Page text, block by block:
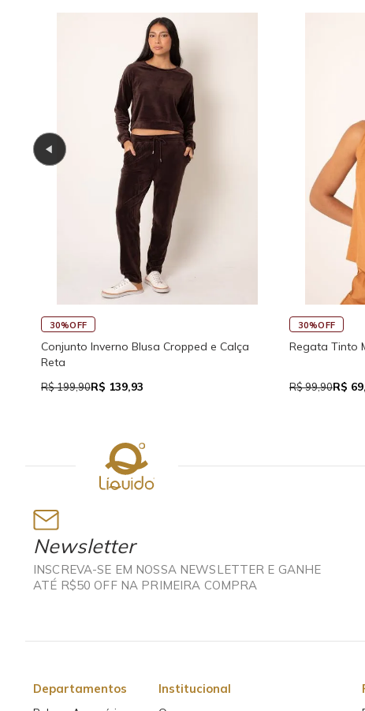
30%OFF
Conjunto Inverno Blusa Cropped e Calça
Reta
R$ 199,90R$ 139,93
30%OFF
Regata Tinto
R$ 99,90R$
Newsletter
INSCREVA-SE EM NOSSA NEWSLETTER E GANHE
ATÉ R$50 OFF NA PRIMEIRA COMPRA
Departamentos Institucional